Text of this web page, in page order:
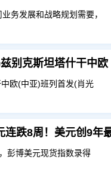
务发展和战略规划需要，
别克斯坦塔什干中
欧(中亚)班列首发(肖光
连跌8周！美元创9年
彭博美元现货指数录得